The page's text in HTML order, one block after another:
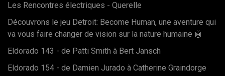
Les Rencontres électriques - Querelle
Découvrons le jeu Detroit: Become Human, une aventure qui
va vous faire changer de vision sur la nature humaine 🤖
Eldorado 143 - de Patti Smith à Bert Jansch
Eldorado 154 - de Damien Jurado à Catherine Graindorge